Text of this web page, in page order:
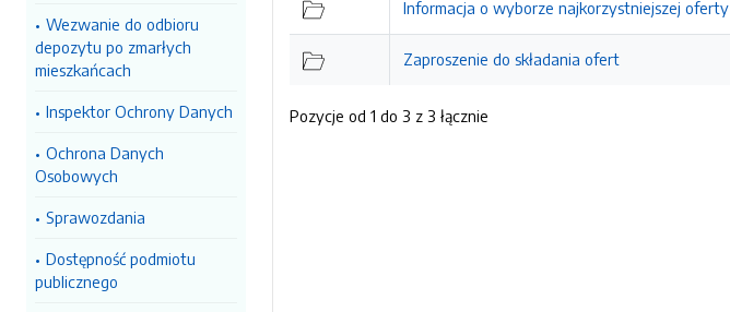
Wezwanie do odbioru
depozytu po zmarłych
mieszkańcach
Inspektor Ochrony Danych
Ochrona Danych
Osobowych
Sprawozdania
Dostępność podmiotu
publicznego
Informacja o wyborze najkorzystniejszej oferty
Zaproszenie do składania ofert
Pozycje od 1 do 3 z 3 łącznie